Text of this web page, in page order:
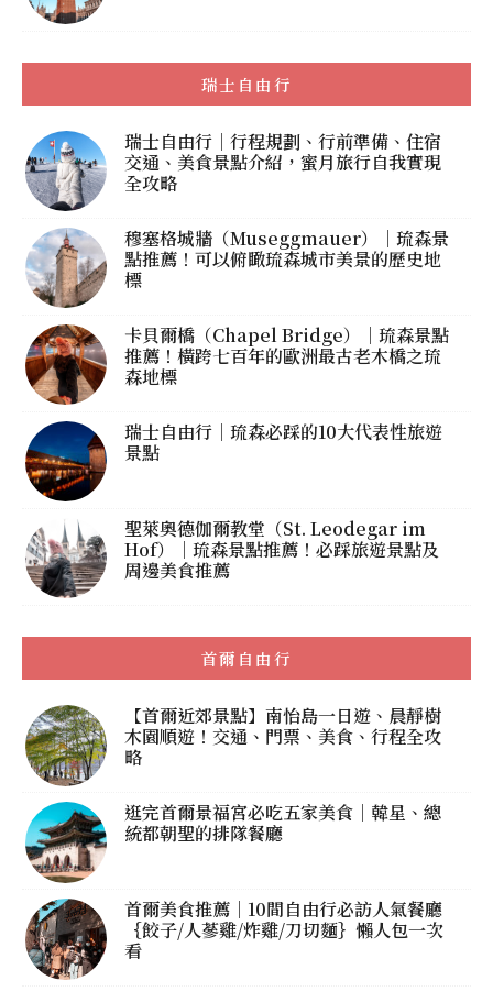
瑞士自由行
瑞士自由行｜行程規劃、行前準備、住宿
交通、美食景點介紹，蜜月旅行自我實現
全攻略
穆塞格城牆（Museggmauer）｜琉森景
點推薦！可以俯瞰琉森城市美景的歷史地
標
卡貝爾橋（Chapel Bridge）｜琉森景點
推薦！橫跨七百年的歐洲最古老木橋之琉
森地標
瑞士自由行｜琉森必踩的10大代表性旅遊
景點
聖萊奧德伽爾教堂（St. Leodegar im
Hof）｜琉森景點推薦！必踩旅遊景點及
周邊美食推薦
首爾自由行
【首爾近郊景點】南怡島一日遊、晨靜樹
木園順遊！交通、門票、美食、行程全攻
略
逛完首爾景福宮必吃五家美食｜韓星、總
統都朝聖的排隊餐廳
首爾美食推薦｜10間自由行必訪人氣餐廳
｛餃子/人蔘雞/炸雞/刀切麵｝懶人包一次
看